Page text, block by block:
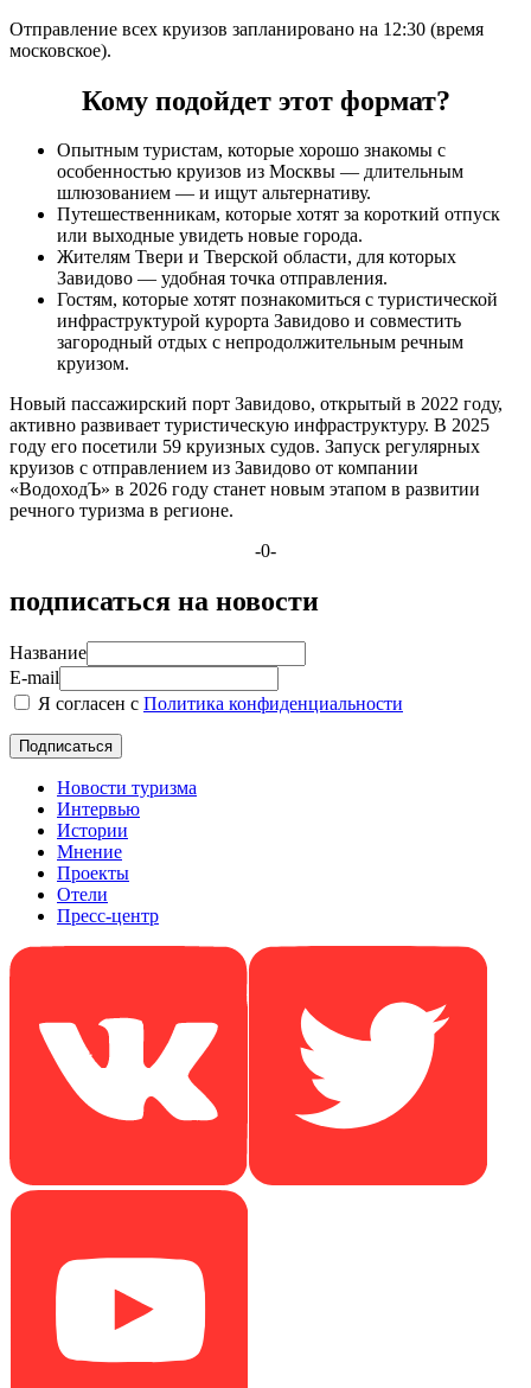
Отправление всех круизов запланировано на 12:30 (время
московское).
Кому подойдет этот формат?
Опытным туристам, которые хорошо знакомы с
особенностью круизов из Москвы — длительным
шлюзованием — и ищут альтернативу.
Путешественникам, которые хотят за короткий отпуск
или выходные увидеть новые города.
Жителям Твери и Тверской области, для которых
Завидово — удобная точка отправления.
Гостям, которые хотят познакомиться с туристической
инфраструктурой курорта Завидово и совместить
загородный отдых с непродолжительным речным
круизом.
Новый пассажирский порт Завидово, открытый в 2022 году,
активно развивает туристическую инфраструктуру. В 2025
году его посетили 59 круизных судов. Запуск регулярных
круизов с отправлением из Завидово от компании
«ВодоходЪ» в 2026 году станет новым этапом в развитии
речного туризма в регионе.
-0-
подписаться на новости
Название
E-mail
Я согласен с Политика конфиденциальности
Новости туризма
Интервью
Истории
Мнение
Проекты
Отели
Пресс-центр